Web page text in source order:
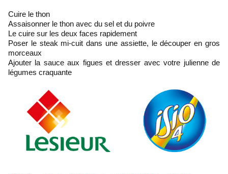
Cuire le thon
Assaisonner le thon avec du sel et du poivre
Le cuire sur les deux faces rapidement
Poser le steak mi-cuit dans une assiette, le découper en gros
morceaux
Ajouter la sauce aux figues et dresser avec votre julienne de
légumes craquante